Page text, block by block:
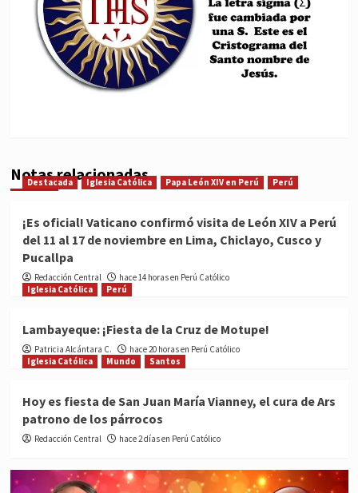
Notas relacionadas
Destacada Iglesia Católica Papa León XIV en Perú Perú
¡Es oficial! Vaticano confirmó visita de León XIV a Perú
del 11 al 17 de noviembre en Lima, Chiclayo, Cusco y
Pucallpa
Redacción Central
hace 14 horas en Perú Católico
Iglesia Católica
Perú
Lambayeque: ¡Fiesta de la Cruz de Motupe!
Patricia Alcántara C.
hace 20 horas en Perú Católico
Iglesia Católica
Mundo Santos
Hoy es fiesta de San Juan María Vianney, el cura de Ars
patrono de los párrocos
Redacción Central hace 2 días en Perú Católico